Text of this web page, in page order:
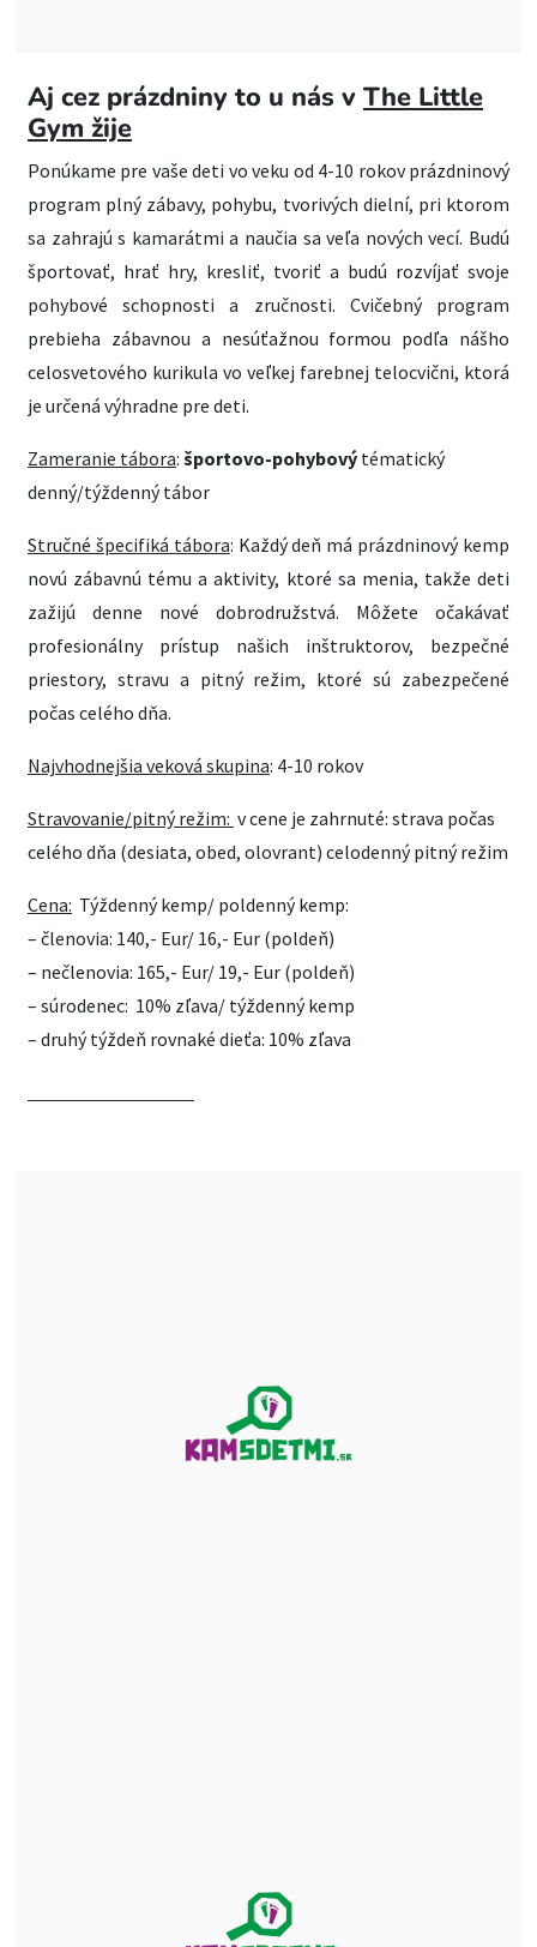
Aj cez prázdniny to u nás v The Little
Gym žije
Ponúkame pre vaše deti vo veku od 4-10 rokov prázdninový
program plný zábavy, pohybu, tvorivých dielní, pri ktorom
sa zahrajú s kamarátmi a naučia sa veľa nových vecí. Budú
športovať, hrať hry, kresliť, tvoriť a budú rozvíjať svoje
pohybové schopnosti a zručnosti. Cvičebný program
prebieha zábavnou a nesúťažnou formou podľa nášho
celosvetového kurikula vo veľkej farebnej telocvični, ktorá
je určená výhradne pre deti.
Zameranie tábora: športovo-pohybový tématický
denný/týždenný tábor
Stručné špecifiká tábora: Každý deň má prázdninový kemp
novú zábavnú tému a aktivity, ktoré sa menia, takže deti
zažijú denne nové dobrodružstvá. Môžete očakávať
profesionálny prístup našich inštruktorov, bezpečné
priestory, stravu a pitný režim, ktoré sú zabezpečené
počas celého dňa.
Najvhodnejšia veková skupina: 4-10 rokov
Stravovanie/pitný režim: v cene je zahrnuté: strava počas
celého dňa (desiata, obed, olovrant) celodenný pitný režim
Cena: Týždenný kemp/ poldenný kemp:
– členovia: 140,- Eur/ 16,- Eur (poldeň)
– nečlenovia: 165,- Eur/ 19,- Eur (poldeň)
– súrodenec: 10% zľava/ týždenný kemp
– druhý týždeň rovnaké dieťa: 10% zľava